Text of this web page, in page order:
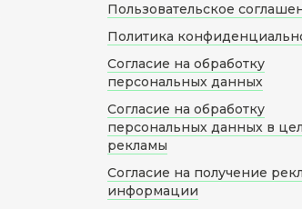
Пользовательское
Политика
Согласие на обработку
персональных данных
Согласие на обработку
персональных данных в
рекламы
Согласие на получение
информации